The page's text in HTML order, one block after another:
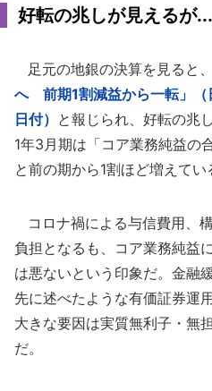
好転の兆しが見えるが...
足元の地銀の決算を見ると、
へ 前期1割減益から一転」（
日付） と報じられ、好転の兆
1年3月期は「コア業務純益の
と前の期から1割ほど増えてい
コロナ禍による与信費用、
負担となるも、コア業務純益
は悪ないという印象だ。金融
先に述べたような有価証券運
大きな要因は実質無利子・無
だ。